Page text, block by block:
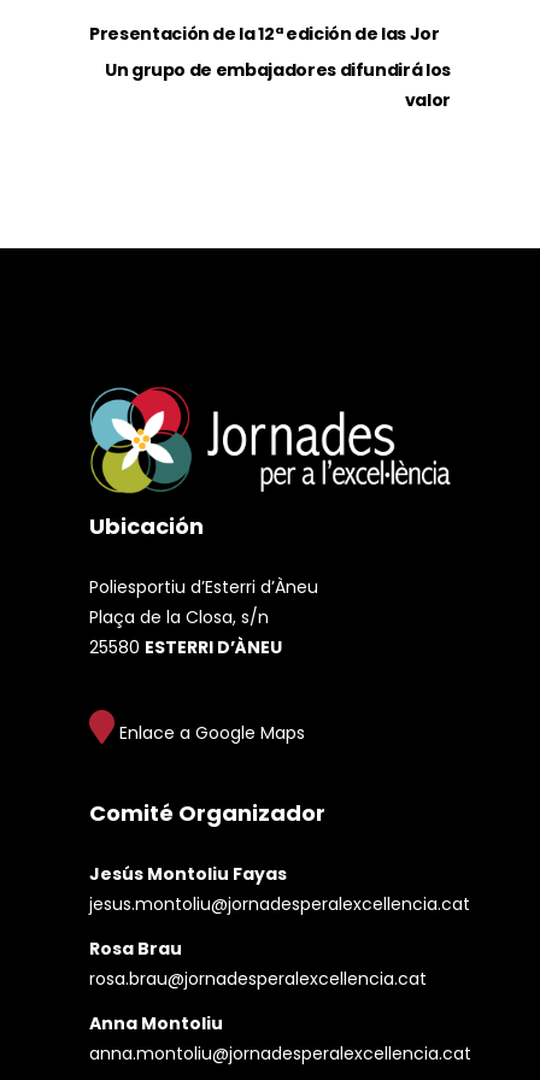
Presentación de la 12ª edición de las Jor
Un grupo de embajadores difundirá los
valor
Ubicación
Poliesportiu d’Esterri d’Àneu
Plaça de la Closa, s/n
25580 ESTERRI D’ÀNEU
Enlace a Google Maps
Comité Organizador
Jesús Montoliu Fayas
jesus.montoliu@jornadesperalexcellencia.cat
Rosa Brau
rosa.brau@jornadesperalexcellencia.cat
Anna Montoliu
anna.montoliu@jornadesperalexcellencia.cat